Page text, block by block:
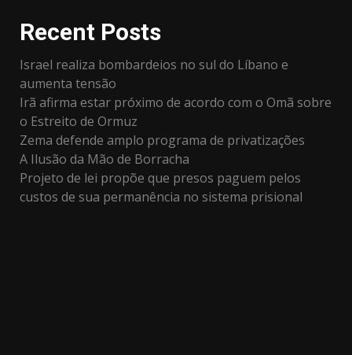
Recent Posts
Israel realiza bombardeios no sul do Líbano e
aumenta tensão
Irã afirma estar próximo de acordo com o Omã sobre
o Estreito de Ormuz
Zema defende amplo programa de privatizações
A Ilusão da Mão de Borracha
Projeto de lei propõe que presos paguem pelos
custos de sua permanência no sistema prisional